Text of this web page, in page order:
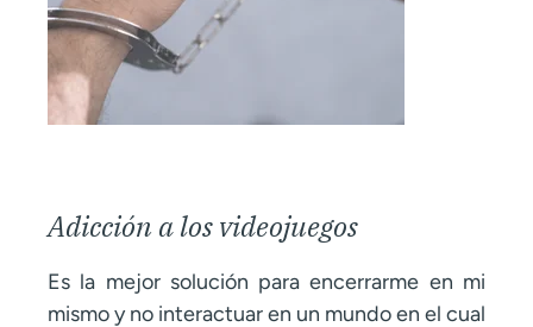
Adicción a los videojuegos
Es la mejor solución para encerrarme en mi
mismo y no interactuar en un mundo en el cual